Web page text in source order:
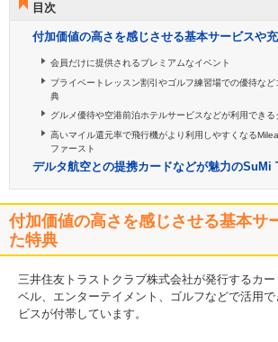
目次
付加価値の高さを感じさせる基本サービスや
会員だけに提供されるプレミアムなイベント
プライベートレッスン割引やゴルフ練習場での優待な
典
グルメ優待や空港前泊ホテルサービスなどが利用でき
高いマイル還元率で飛行機がより利用しやすくなる
ファースト
デルタ航空との提携カードなどが魅力のSuMi
付加価値の高さを感じさせる基本サ
た特典
三井住友トラストクラブ株式会社が発行するカ
ベル、エンターテイメント、ゴルフなどで活用
ビスが付帯しています。